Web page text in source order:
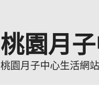
桃園月
桃園月子中心生活網